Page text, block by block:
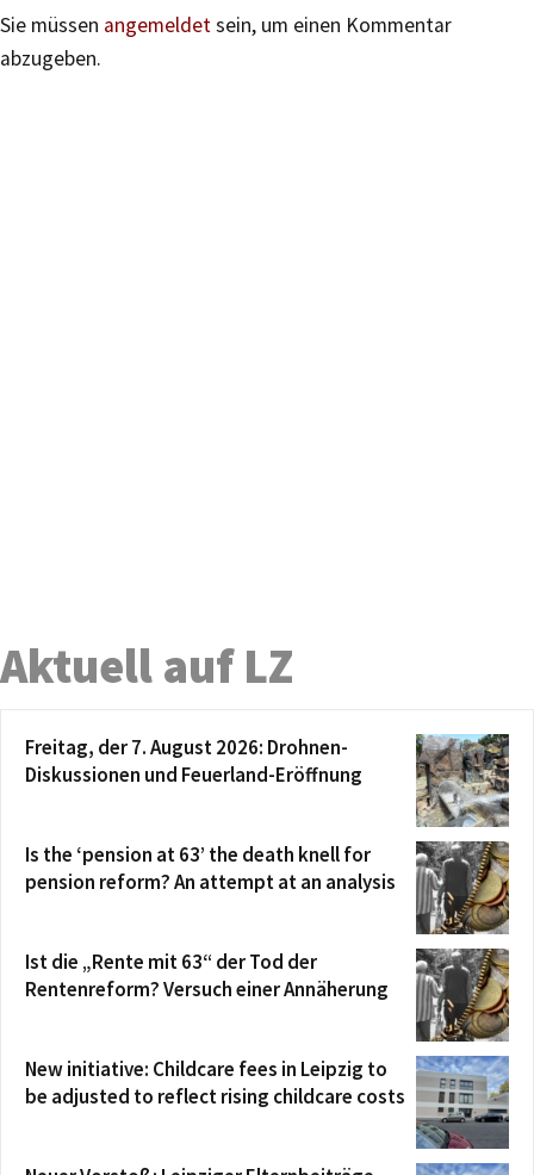
Sie müssen angemeldetsein, um einen Kommentar
abzugeben.
Aktuell auf LZ
Freitag, der 7. August 2026: Drohnen-
Diskussionen und Feuerland-Eröffnung
Is the ‘pension at 63’ the death knell for
pension reform? An attempt at an analysis
Ist die „Rente mit 63“ der Tod der
Rentenreform? Versuch einer Annäherung
New initiative: Childcare fees in Leipzig to
be adjusted to reflect rising childcare costs